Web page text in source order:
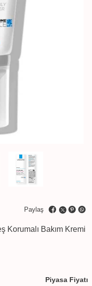
Paylaş
Korumalı Bakım Kremi
Piyasa Fiyatı